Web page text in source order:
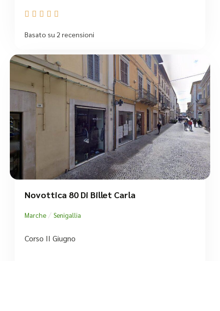
    
Basato su 2 recensioni
Novottica 80 Di Billet Carla
Marche / Senigallia
Corso II Giugno